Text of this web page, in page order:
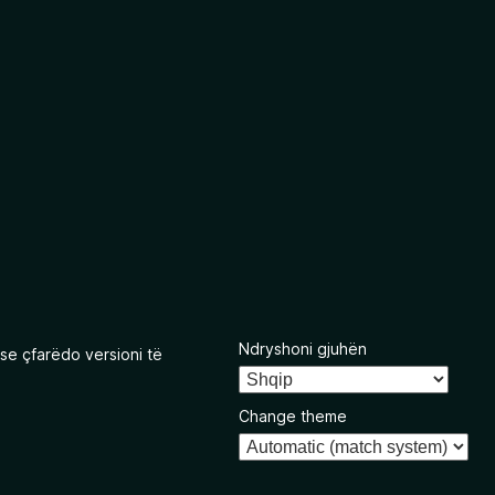
çfarëdo versioni të Ndryshoni gjuhën
Change theme